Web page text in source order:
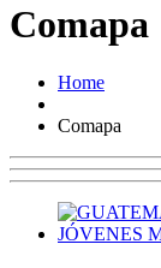
Comapa
Home
Comapa